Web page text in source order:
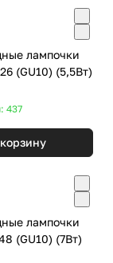
лампочки
(5,5Вт)
437
лампочки
(7Вт)